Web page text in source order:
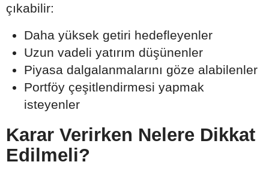
çıkabilir:
Daha yüksek getiri hedefleyenler
Uzun vadeli yatırım düşünenler
Piyasa dalgalanmalarını göze alabilenler
Portföy çeşitlendirmesi yapmak
isteyenler
Karar Verirken Nelere Dikkat
Edilmeli?